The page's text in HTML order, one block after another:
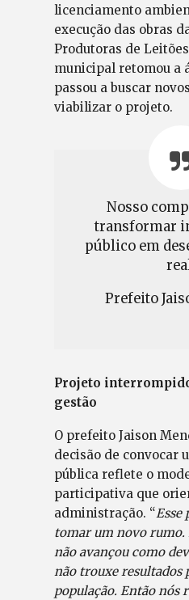
licenciamento
execução das obras
Produtoras de
municipal retomou a
passou a buscar
viabilizar o projeto.
Nosso
transformar
público em
Prefeito
Projeto
gestão
O prefeito Jaison
decisão de convocar
pública reflete o
participativa que
administração. “Esse
tomar um novo rumo.
não avançou como
não trouxe resultados
população. Então nós